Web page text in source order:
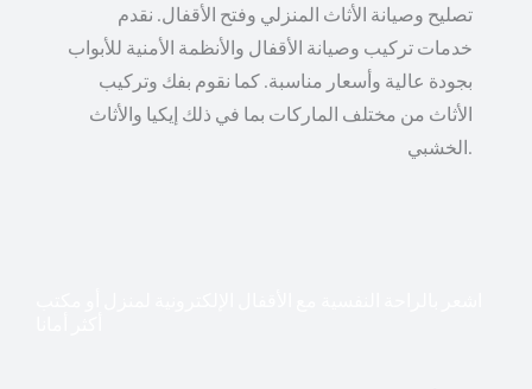
تصليح وصيانة الأثاث المنزلي وفتح الأقفال. نقدم
خدمات تركيب وصيانة الأقفال والأنظمة الأمنية للأبواب
بجودة عالية وأسعار مناسبة. كما نقوم بفك وتركيب
الأثاث من مختلف الماركات بما في ذلك إيكيا والأثاث
الخشبي.